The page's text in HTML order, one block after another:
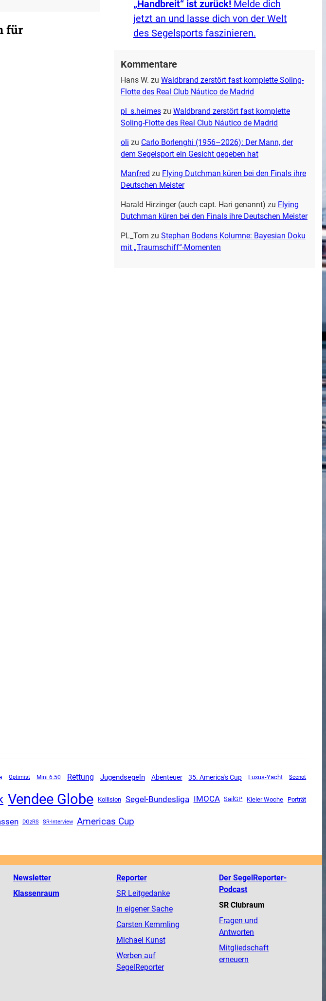
für
„Handbreit“ ist zurück!Melde dich
jetzt an und lasse dich von der Welt
des Segelsports faszinieren.
Kommentare
Hans W. zu Waldbrand zerstört fast komplette Soling-
Flotte des Real Club Náutico de Madrid
pl_s.heimeszu Waldbrand zerstört fast komplette
Soling-Flotte des Real Club Náutico de Madrid
oli zu Carlo Borlenghi (1956–2026): Der Mann, der
dem Segelsport ein Gesicht gegeben hat
Manfred zu Flying Dutchman küren bei den Finals ihre
Deutschen Meister
Harald Hirzinger (auch capt. Hari genannt) zu Flying
Dutchman küren bei den Finals ihre Deutschen Meister
PL_Tom zu Stephan Bodens Kolumne: Bayesian Doku
mit „Traumschiff“-Momenten
Optimist Mini 6.50 Rettung Jugendsegeln Abenteuer 35. America's Cup Luxus-Yacht Seenot
Vendee Globe Kollision Segel-Bundesliga IMOCA SailGP Kieler Woche Porträt
DGzRS SR-Interview Americas Cup
Newsletter
Klassenraum
Reporter
SR Leitgedanke
In eigener Sache
Carsten Kemmling
Michael Kunst
Werben auf
SegelReporter
Der SegelReporter-
Podcast
SR Clubraum
Fragen und
Antworten
Mitgliedschaft
erneuern